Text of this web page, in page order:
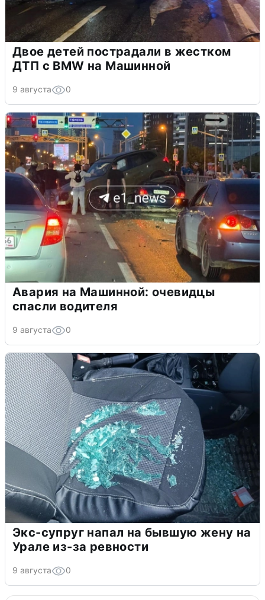
Двое детей пострадали в жестком
ДТП с BMW на Машинной
9 августа 0
Авария на Машинной: очевидцы
спасли водителя
9 августа 0
Экс-супруг напал на бывшую жену на
Урале из-за ревности
9 августа 0